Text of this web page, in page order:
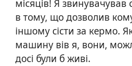
місяців! Я звинувачував
в тому, що дозволив
іншому сісти за кермо.
машину вів я, вони,
досі були б живі.